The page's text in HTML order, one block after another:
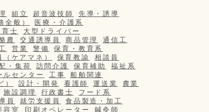
組立 超音波技師
先導・誘導
全般）
医療・介護系
育士
大型ドライバー
農 交通誘導員 商品管理
通信工
営業 警備
保育・教育系
ケアマネ） 保育教諭
相談員
・集荷 訪問介護 保育補助
福祉系
ルセンター 工事
船舶関連
）
設計・開発 看護師 運送業
農業
施設調理 行政書士
フード系
員 就労支援員
食品製造・加工
容室 印刷オペレーター
鍼灸師